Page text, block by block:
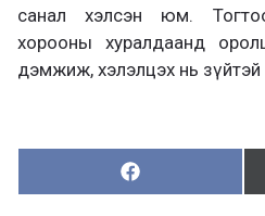
санал хэлсэн юм.
хорооны хуралдаанд
дэмжиж, хэлэлцэх нь зүйтэй
Хуваалцах:
Х
у